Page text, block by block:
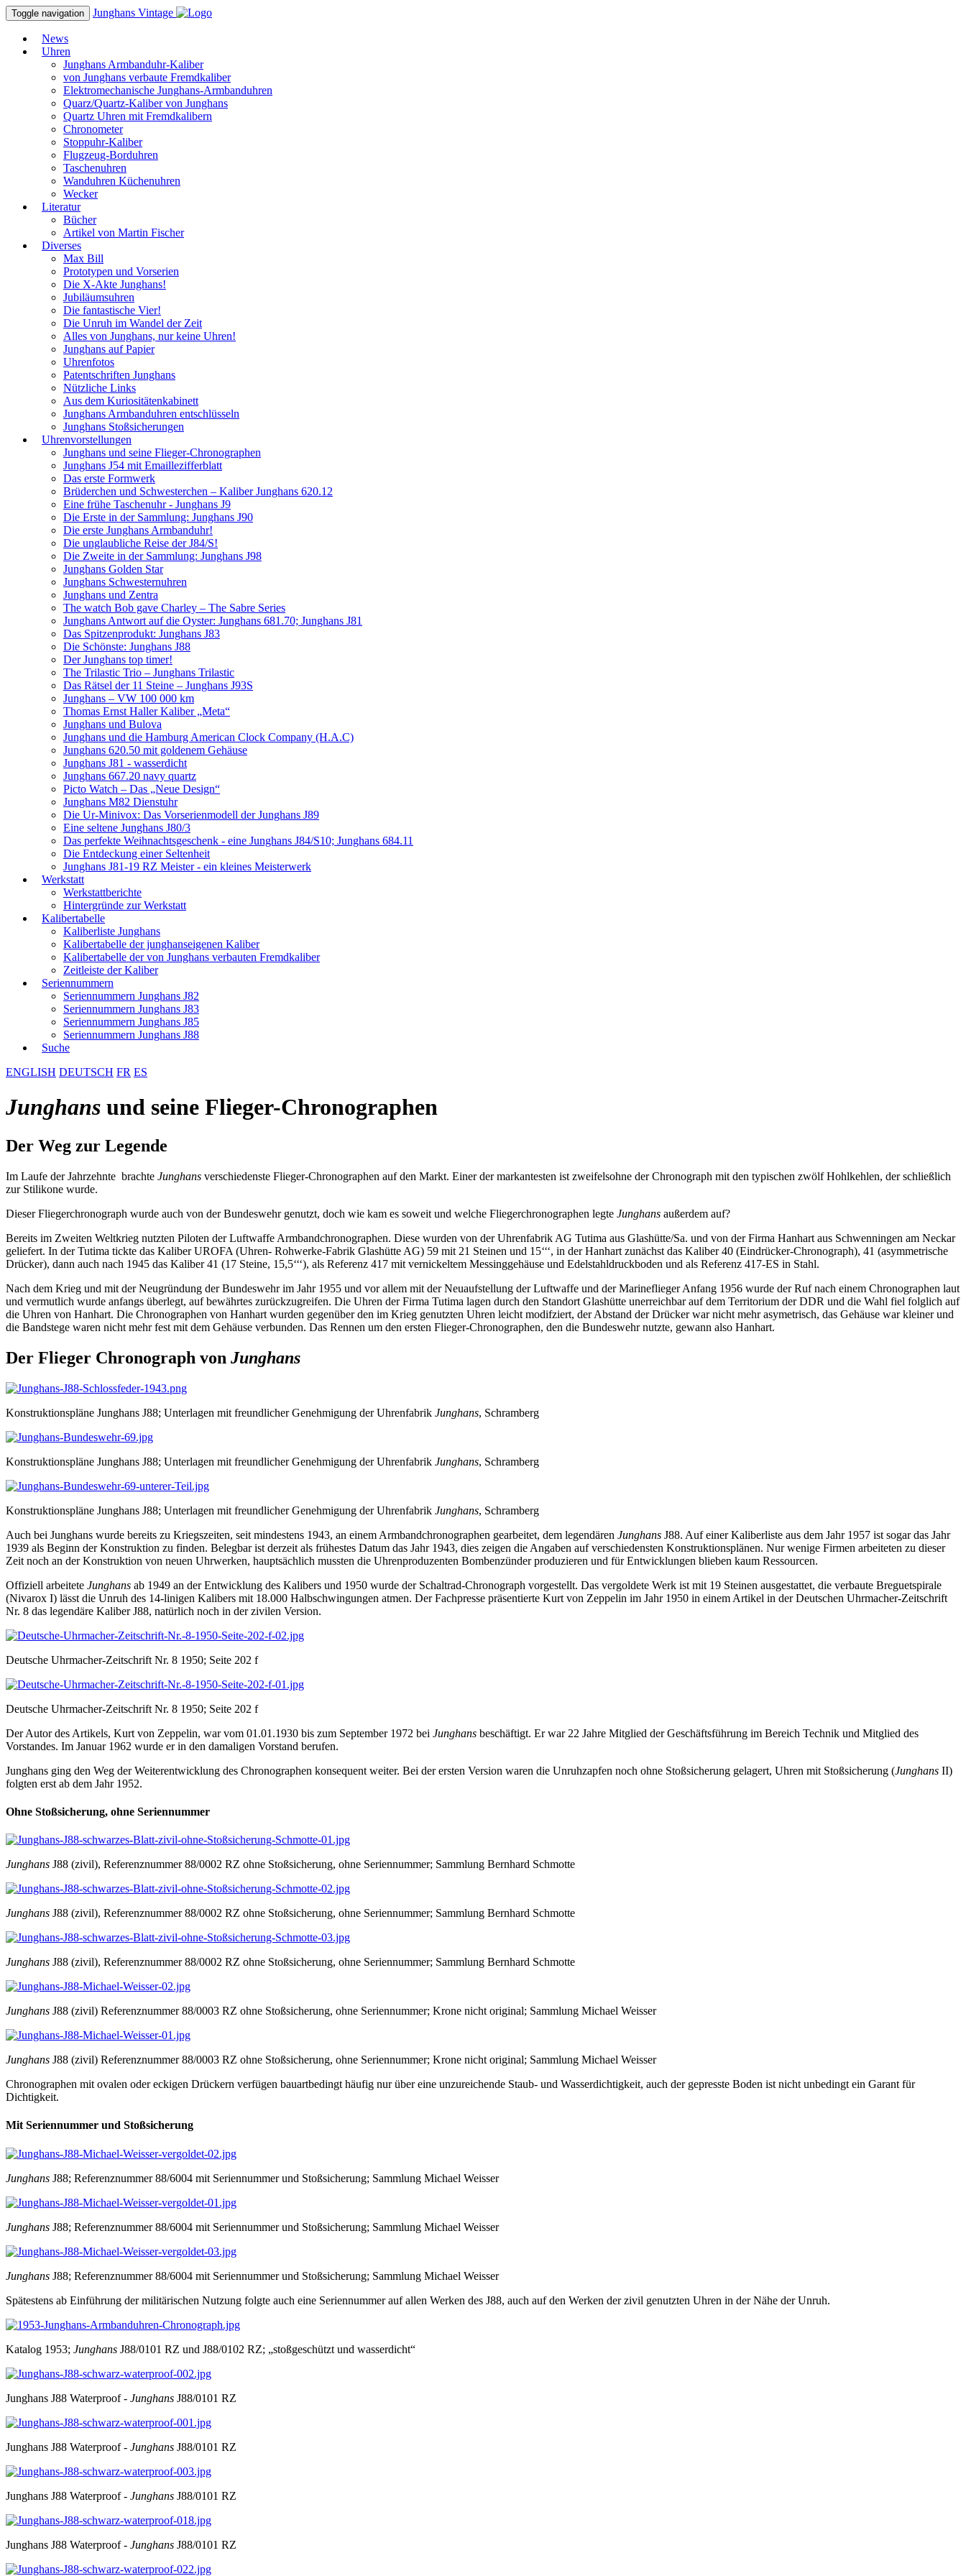
Toggle navigation Junghans Vintage
News
Uhren
Junghans Armbanduhr-Kaliber
von Junghans verbaute Fremdkaliber
Elektromechanische Junghans-Armbanduhren
Quarz/Quartz-Kaliber von Junghans
Quartz Uhren mit Fremdkalibern
Chronometer
Stoppuhr-Kaliber
Flugzeug-Borduhren
Taschenuhren
Wanduhren Küchenuhren
Wecker
Literatur
Bücher
Artikel von Martin Fischer
Diverses
Max Bill
Prototypen und Vorserien
Die X-Akte Junghans!
Jubiläumsuhren
Die fantastische Vier!
Die Unruh im Wandel der Zeit
Alles von Junghans, nur keine Uhren!
Junghans auf Papier
Uhrenfotos
Patentschriften Junghans
Nützliche Links
Aus dem Kuriositätenkabinett
Junghans Armbanduhren entschlüsseln
Junghans Stoßsicherungen
Uhrenvorstellungen
Junghans und seine Flieger-Chronographen
Junghans J54 mit Emaillezifferblatt
Das erste Formwerk
Brüderchen und Schwesterchen – Kaliber Junghans 620.12
Eine frühe Taschenuhr - Junghans J9
Die Erste in der Sammlung: Junghans J90
Die erste Junghans Armbanduhr!
Die unglaubliche Reise der J84/S!
Die Zweite in der Sammlung: Junghans J98
Junghans Golden Star
Junghans Schwesternuhren
Junghans und Zentra
The watch Bob gave Charley – The Sabre Series
Junghans Antwort auf die Oyster: Junghans 681.70; Junghans J81
Das Spitzenprodukt: Junghans J83
Die Schönste: Junghans J88
Der Junghans top timer!
The Trilastic Trio – Junghans Trilastic
Das Rätsel der 11 Steine – Junghans J93S
Junghans – VW 100 000 km
Thomas Ernst Haller Kaliber „Meta“
Junghans und Bulova
Junghans und die Hamburg American Clock Company (H.A.C)
Junghans 620.50 mit goldenem Gehäuse
Junghans J81 - wasserdicht
Junghans 667.20 navy quartz
Picto Watch – Das „Neue Design“
Junghans M82 Dienstuhr
Die Ur-Minivox: Das Vorserienmodell der Junghans J89
Eine seltene Junghans J80/3
Das perfekte Weihnachtsgeschenk - eine Junghans J84/S10; Junghans 684.11
Die Entdeckung einer Seltenheit
Junghans J81-19 RZ Meister - ein kleines Meisterwerk
Werkstatt
Werkstattberichte
Hintergründe zur Werkstatt
Kalibertabelle
Kaliberliste Junghans
Kalibertabelle der junghanseigenen Kaliber
Kalibertabelle der von Junghans verbauten Fremdkaliber
Zeitleiste der Kaliber
Seriennummern
Seriennummern Junghans J82
Seriennummern Junghans J83
Seriennummern Junghans J85
Seriennummern Junghans J88
Suche
ENGLISH DEUTSCH FR ES
Junghans und seine Flieger-Chronographen
Der Weg zur Legende
Im Laufe der Jahrzehnte brachte Junghans verschiedenste Flieger-Chronographen auf den Markt. Einer der markantesten ist zweifelsohne der Chronograph mit den typischen zwölf Hohlkehlen, der schließlich
zur Stilikone wurde.
Dieser Fliegerchronograph wurde auch von der Bundeswehr genutzt, doch wie kam es soweit und welche Fliegerchronographen legte Junghans außerdem auf?
Bereits im Zweiten Weltkrieg nutzten Piloten der Luftwaffe Armbandchronographen. Diese wurden von der Uhrenfabrik AG Tutima aus Glashütte/Sa. und von der Firma Hanhart aus Schwenningen am Neckar
geliefert. In der Tutima tickte das Kaliber UROFA (Uhren- Rohwerke-Fabrik Glashütte AG) 59 mit 21 Steinen und 15‘‘‘, in der Hanhart zunächst das Kaliber 40 (Eindrücker-Chronograph), 41 (asymmetrische
Drücker), dann auch nach 1945 das Kaliber 41 (17 Steine, 15,5‘‘‘), als Referenz 417 mit vernickeltem Messinggehäuse und Edelstahldruckboden und als Referenz 417-ES in Stahl.
Nach dem Krieg und mit der Neugründung der Bundeswehr im Jahr 1955 und vor allem mit der Neuaufstellung der Luftwaffe und der Marineflieger Anfang 1956 wurde der Ruf nach einem Chronographen laut
und vermutlich wurde anfangs überlegt, auf bewährtes zurückzugreifen. Die Uhren der Firma Tutima lagen durch den Standort Glashütte unerreichbar auf dem Territorium der DDR und die Wahl fiel folglich auf
die Uhren von Hanhart. Die Chronographen von Hanhart wurden gegenüber den im Krieg genutzten Uhren leicht modifziert, der Abstand der Drücker war nicht mehr asymetrisch, das Gehäuse war kleiner und
die Bandstege waren nicht mehr fest mit dem Gehäuse verbunden. Das Rennen um den ersten Flieger-Chronographen, den die Bundeswehr nutzte, gewann also Hanhart.
Der Flieger Chronograph von Junghans
Konstruktionspläne Junghans J88; Unterlagen mit freundlicher Genehmigung der Uhrenfabrik Junghans, Schramberg
Konstruktionspläne Junghans J88; Unterlagen mit freundlicher Genehmigung der Uhrenfabrik Junghans, Schramberg
Konstruktionspläne Junghans J88; Unterlagen mit freundlicher Genehmigung der Uhrenfabrik Junghans, Schramberg
Auch bei Junghans wurde bereits zu Kriegszeiten, seit mindestens 1943, an einem Armbandchronographen gearbeitet, dem legendären Junghans J88. Auf einer Kaliberliste aus dem Jahr 1957 ist sogar das Jahr
1939 als Beginn der Konstruktion zu finden. Belegbar ist derzeit als frühestes Datum das Jahr 1943, dies zeigen die Angaben auf verschiedensten Konstruktionsplänen. Nur wenige Firmen arbeiteten zu dieser
Zeit noch an der Konstruktion von neuen Uhrwerken, hauptsächlich mussten die Uhrenproduzenten Bombenzünder produzieren und für Entwicklungen blieben kaum Ressourcen.
Offiziell arbeitete Junghans ab 1949 an der Entwicklung des Kalibers und 1950 wurde der Schaltrad-Chronograph vorgestellt. Das vergoldete Werk ist mit 19 Steinen ausgestattet, die verbaute Breguetspirale
(Nivarox I) lässt die Unruh des 14-linigen Kalibers mit 18.000 Halbschwingungen atmen. Der Fachpresse präsentierte Kurt von Zeppelin im Jahr 1950 in einem Artikel in der Deutschen Uhrmacher-Zeitschrift
Nr. 8 das legendäre Kaliber J88, natürlich noch in der zivilen Version.
Deutsche Uhrmacher-Zeitschrift Nr. 8 1950; Seite 202 f
Deutsche Uhrmacher-Zeitschrift Nr. 8 1950; Seite 202 f
Der Autor des Artikels, Kurt von Zeppelin, war vom 01.01.1930 bis zum September 1972 bei Junghans beschäftigt. Er war 22 Jahre Mitglied der Geschäftsführung im Bereich Technik und Mitglied des
Vorstandes. Im Januar 1962 wurde er in den damaligen Vorstand berufen.
Junghans ging den Weg der Weiterentwicklung des Chronographen konsequent weiter. Bei der ersten Version waren die Unruhzapfen noch ohne Stoßsicherung gelagert, Uhren mit Stoßsicherung (Junghans II)
folgten erst ab dem Jahr 1952.
Ohne Stoßsicherung, ohne Seriennummer
Junghans J88 (zivil), Referenznummer 88/0002 RZ ohne Stoßsicherung, ohne Seriennummer; Sammlung Bernhard Schmotte
Junghans J88 (zivil), Referenznummer 88/0002 RZ ohne Stoßsicherung, ohne Seriennummer; Sammlung Bernhard Schmotte
Junghans J88 (zivil), Referenznummer 88/0002 RZ ohne Stoßsicherung, ohne Seriennummer; Sammlung Bernhard Schmotte
Junghans J88 (zivil) Referenznummer 88/0003 RZ ohne Stoßsicherung, ohne Seriennummer; Krone nicht original; Sammlung Michael Weisser
Junghans J88 (zivil) Referenznummer 88/0003 RZ ohne Stoßsicherung, ohne Seriennummer; Krone nicht original; Sammlung Michael Weisser
Chronographen mit ovalen oder eckigen Drückern verfügen bauartbedingt häufig nur über eine unzureichende Staub- und Wasserdichtigkeit, auch der gepresste Boden ist nicht unbedingt ein Garant für
Dichtigkeit.
Mit Seriennummer und Stoßsicherung
Junghans J88; Referenznummer 88/6004 mit Seriennummer und Stoßsicherung; Sammlung Michael Weisser
Junghans J88; Referenznummer 88/6004 mit Seriennummer und Stoßsicherung; Sammlung Michael Weisser
Junghans J88; Referenznummer 88/6004 mit Seriennummer und Stoßsicherung; Sammlung Michael Weisser
Spätestens ab Einführung der militärischen Nutzung folgte auch eine Seriennummer auf allen Werken des J88, auch auf den Werken der zivil genutzten Uhren in der Nähe der Unruh.
Katalog 1953; Junghans J88/0101 RZ und J88/0102 RZ; „stoßgeschützt und wasserdicht“
Junghans J88 Waterproof - Junghans J88/0101 RZ
Junghans J88 Waterproof - Junghans J88/0101 RZ
Junghans J88 Waterproof - Junghans J88/0101 RZ
Junghans J88 Waterproof - Junghans J88/0101 RZ